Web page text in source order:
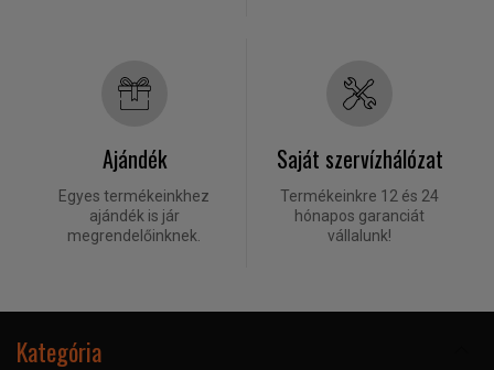
Ajándék
Egyes termékeinkhez
ajándék is jár
megrendelőinknek.
Saját szervízhálózat
Termékeinkre 12 és 24
hónapos garanciát
vállalunk!
Kategória